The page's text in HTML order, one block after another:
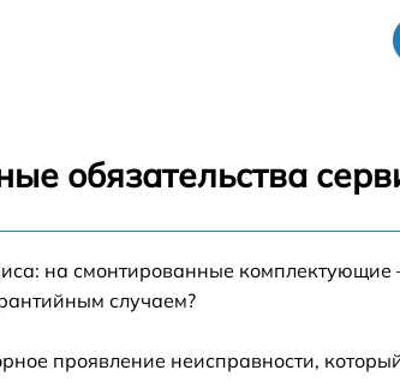
Midea MM720CKE-S
обязательства
на смонтированные
случаем?
проявление неисправности,